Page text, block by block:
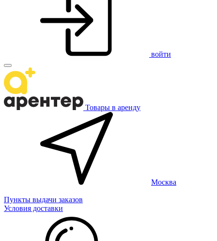
войти
Товары в аренду
Москва
Пункты выдачи заказов
Условия доставки